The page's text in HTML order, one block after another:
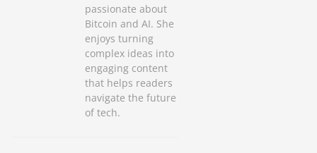
passionate about
Bitcoin and AI. She
enjoys turning
complex ideas into
engaging content
that helps readers
navigate the future
of tech.